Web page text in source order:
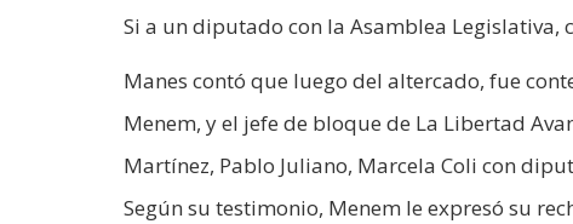
Si a un diputado con la Asamblea Legislativa,
Manes contó que luego del altercado, fue
Menem, y el jefe de bloque de La Libertad
Martínez, Pablo Juliano, Marcela Coli con
Según su testimonio, Menem le expresó su